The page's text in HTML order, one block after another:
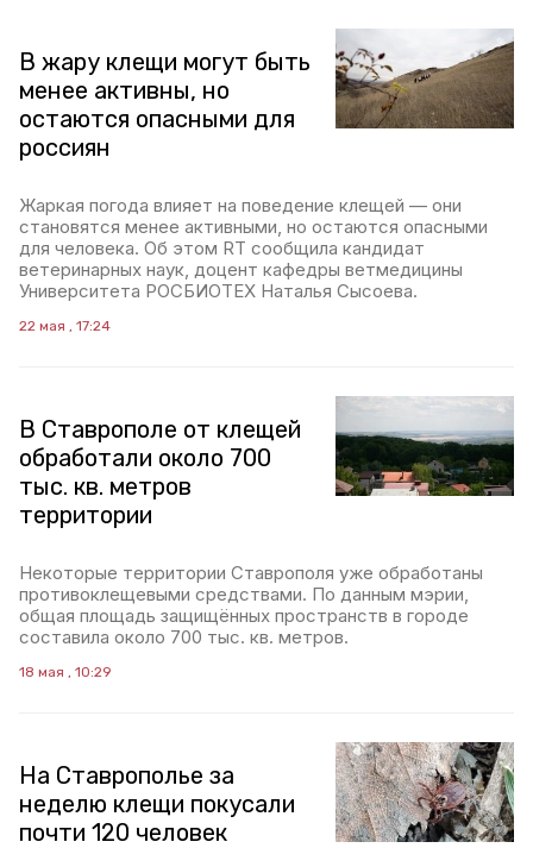
В жару клещи могут быть
менее активны, но
остаются опасными для
россиян
Жаркая погода влияет на поведение клещей — они
становятся менее активными, но остаются опасными
для человека. Об этом RT сообщила кандидат
ветеринарных наук, доцент кафедры ветмедицины
Университета РОСБИОТЕХ Наталья Сысоева.
22 мая , 17:24
В Ставрополе от клещей
обработали около 700
тыс. кв. метров
территории
Некоторые территории Ставрополя уже обработаны
противоклещевыми средствами. По данным мэрии,
общая площадь защищённых пространств в городе
составила около 700 тыс. кв. метров.
18 мая , 10:29
На Ставрополье за
неделю клещи покусали
почти 120 человек